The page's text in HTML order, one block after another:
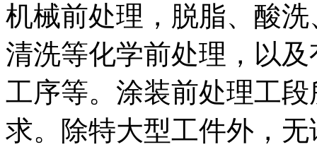
机械前处理，脱脂、酸
清洗等化学前处理，以
工序等。涂装前处理工
求。除特大型工件外，